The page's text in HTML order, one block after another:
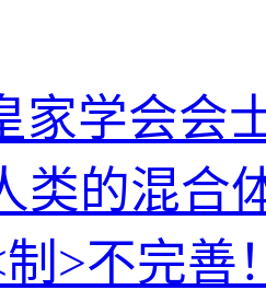
学会会
类的混合
>不完善